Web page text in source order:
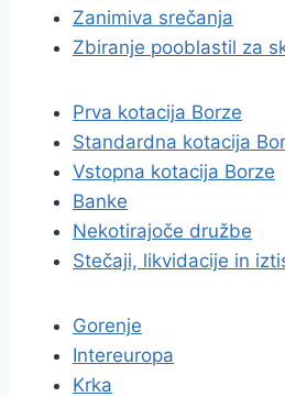
Zanimiva srečanja
Zbiranje pooblastil za
Prva kotacija Borze
Standardna kotacija
Vstopna kotacija Borze
Banke
Nekotirajoče družbe
Stečaji, likvidacije in
Gorenje
Intereuropa
Krka